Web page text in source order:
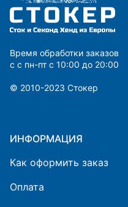
Время обработки заказов
с с пн-пт с 10:00 до 20:00
© 2010-2023 Cтокер
ИНФОРМАЦИЯ
Как оформить заказ
Оплата